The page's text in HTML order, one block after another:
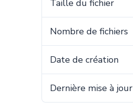
Taille du fichier
Nombre de fichiers
Date de création
Dernière mise à jour